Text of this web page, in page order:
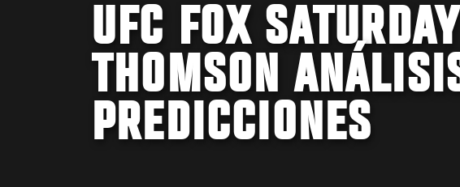
UFC FOX
THOMSON
PREDICCIONES